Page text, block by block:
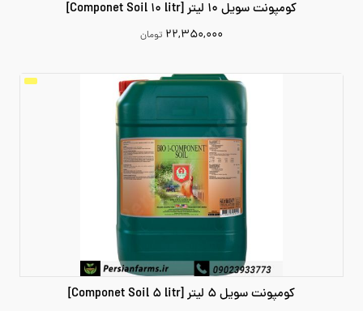
کومپونت سویل 10 لیتر [Componet Soil 10 litr]
۲۲,۳۵۰,۰۰۰ تومان
افزودن به سبد خرید
کومپونت سویل 5 لیتر [Componet Soil 5 litr]